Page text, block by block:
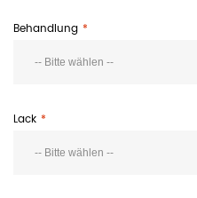
Behandlung
Lack